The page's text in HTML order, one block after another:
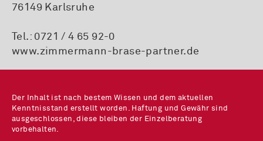
76149 Karlsruhe
Tel.: 0721 / 4 65 92-0
www.zimmermann-brase-partner.de
Der Inhalt ist nach bestem Wissen und dem aktuellen
Kenntnisstand erstellt worden. Haftung und Gewähr sind
ausgeschlossen, diese bleiben der Einzelberatung
vorbehalten.